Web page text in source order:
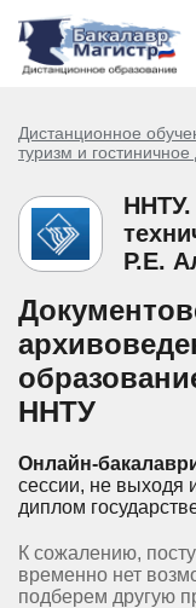
Дистанционное
туризм и гостиничное
ННТУ.
Р.Е.
ННТУ
Онлайн-
сессии, не выходя
диплом
К сожалению,
временно нет
подберем другую